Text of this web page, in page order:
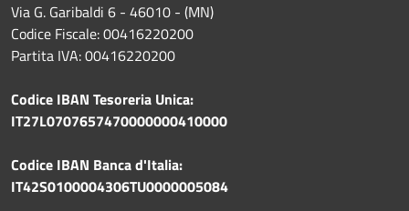
Via G. Garibaldi 6 - 46010 - (MN)
Codice Fiscale: 00416220200
Partita IVA: 00416220200
Codice IBAN Tesoreria Unica:
IT27L0707657470000000410000
Codice IBAN Banca d'Italia:
IT42S0100004306TU0000005084